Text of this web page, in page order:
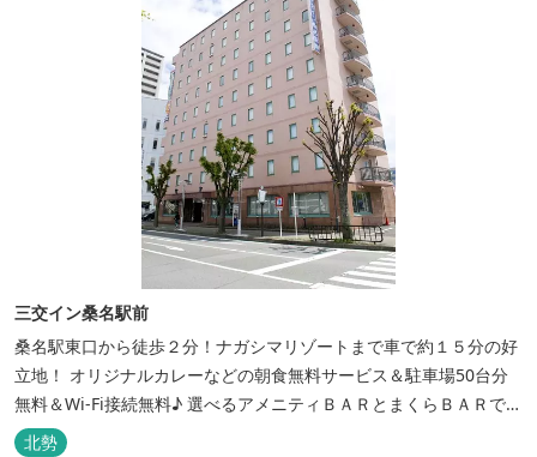
三交イン桑名駅前
桑名駅東口から徒歩２分！ナガシマリゾートまで車で約１５分の好
立地！ オリジナルカレーなどの朝食無料サービス＆駐車場50台分
無料＆Wi-Fi接続無料♪ 選べるアメニティＢＡＲとまくらＢＡＲで快
適な滞在をサポート！
北勢